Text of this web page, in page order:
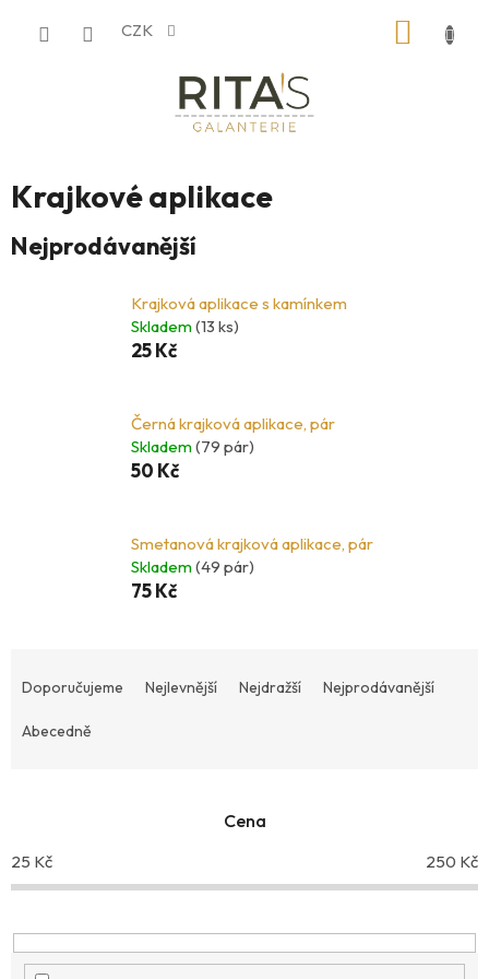
CZK
Krajkové aplikace
Nejprodávanější
Krajková aplikace s kamínkem
Skladem(13 ks)
25 Kč
Černá krajková aplikace, pár
Skladem(79 pár)
50 Kč
Smetanová krajková aplikace, pár
Skladem(49 pár)
75 Kč
a
e
o
d
k
Doporučujeme Nejlevnější Nejdražší Nejprodávanější
Abecedně
Cena
25 Kč 250 Kč